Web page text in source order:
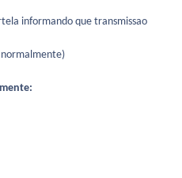
informando que transmissao